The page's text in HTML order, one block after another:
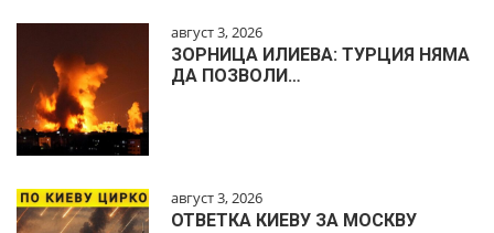
август 3, 2026
ЗОРНИЦА ИЛИЕВА: ТУРЦИЯ НЯМА
ДА ПОЗВОЛИ…
август 3, 2026
ОТВЕТКА КИЕВУ ЗА МОСКВУ